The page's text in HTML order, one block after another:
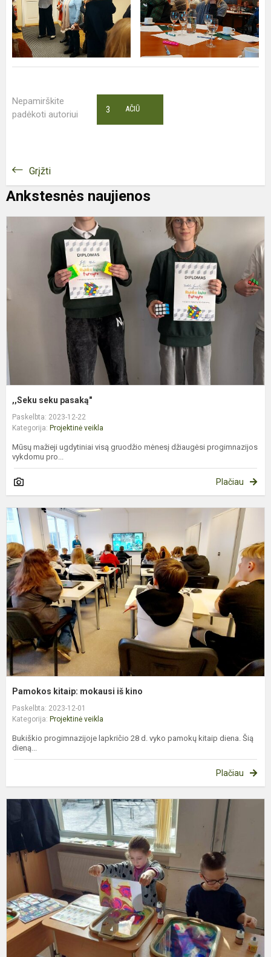
Nepamirškite
padėkoti autoriui
AČIŪ
3
Grįžti
Ankstesnės naujienos
,,Seku seku pasaką"
Paskelbta: 2023-12-22
Kategorija: Projektinė veikla
Mūsų mažieji ugdytiniai visą gruodžio mėnesį džiaugėsi progimnazijos
vykdomu pro...
Plačiau
Pamokos kitaip: mokausi iš kino
Paskelbta: 2023-12-01
Kategorija: Projektinė veikla
Bukiškio progimnazijoje lapkričio 28 d. vyko pamokų kitaip diena. Šią
dieną...
Plačiau